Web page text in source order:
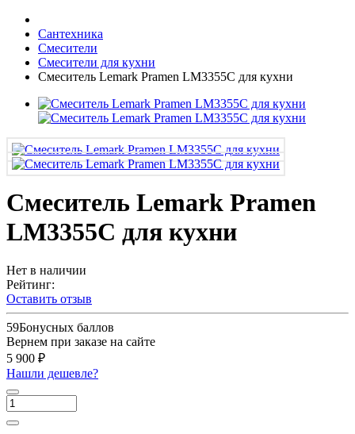
Сантехника
Смесители
Смесители для кухни
Смеситель Lemark Pramen LM3355C для кухни
Смеситель Lemark Pramen
LM3355C для кухни
Нет в наличии
Рейтинг:
Оставить отзыв
59Бонусных баллов
Вернем при заказе на сайте
5 900 ₽
Нашли дешевле?